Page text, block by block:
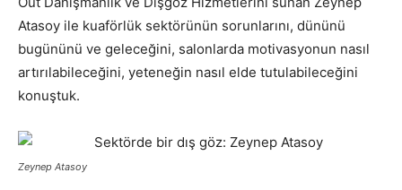
Atasoy ile kuaförlük sektörünün sorunlarını, dününü
bugününü ve geleceğini, salonlarda motivasyonun nasıl
artırılabileceğini, yeteneğin nasıl elde tutulabileceğini
konuştuk.
Zeynep Atasoy